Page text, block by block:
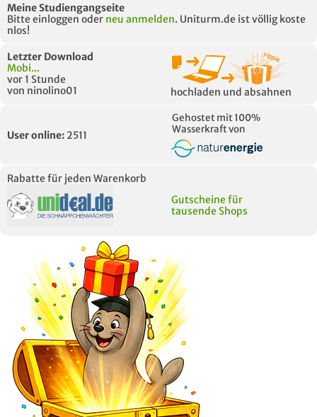
Meine Studiengangseite
Bitte einloggen oder neu anmelden. Uniturm.de ist völlig koste
nlos!
Letzter Download
Mobi...
vor 1 Stunde
von ninolino01
hochladen und absahnen
User online: 2511
Gehostet mit 100%
Wasserkraft von
Rabatte für jeden Warenkorb
Gutscheine für
tausende Shops